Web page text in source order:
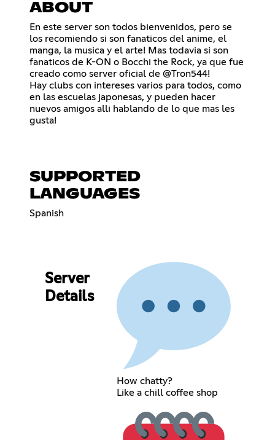
ABOUT
En este server son todos bienvenidos, pero se
los recomiendo si son fanaticos del anime, el
manga, la musica y el arte! Mas todavia si son
fanaticos de K-ON o Bocchi the Rock, ya que fue
creado como server oficial de @Tron544!
Hay clubs con intereses varios para todos, como
en las escuelas japonesas, y pueden hacer
nuevos amigos alli hablando de lo que mas les
gusta!
SUPPORTED
LANGUAGES
Spanish
Server
Details
How chatty?
Like a chill coffee shop